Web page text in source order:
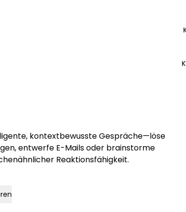
kontextbewusste Gespräche—löse
entwerfe E-Mails oder brainstorme
Reaktionsfähigkeit.